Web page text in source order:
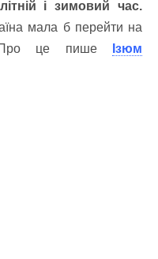
і зимовий час.
мала б перейти на
Про це пише
Ізюм